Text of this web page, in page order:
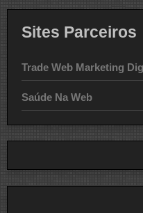
Sites Parceiros
Trade Web Marketing
Saúde Na Web